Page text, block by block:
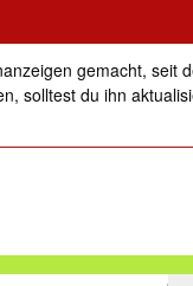
gemacht, seit
solltest du ihn